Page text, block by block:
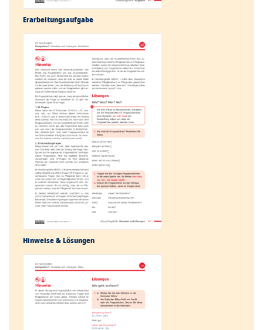
Erarbeitungs­aufgabe
Hinweise & Lösungen